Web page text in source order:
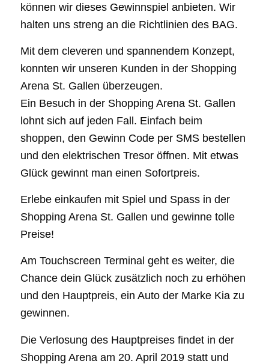
können wir dieses Gewinnspiel anbieten. Wir
halten uns streng an die Richtlinien des BAG.
Mit dem cleveren und spannendem Konzept,
konnten wir unseren Kunden in der Shopping
Arena St. Gallen überzeugen.
Ein Besuch in der Shopping Arena St. Gallen
lohnt sich auf jeden Fall. Einfach beim
shoppen, den Gewinn Code per SMS bestellen
und den elektrischen Tresor öffnen. Mit etwas
Glück gewinnt man einen Sofortpreis.
Erlebe einkaufen mit Spiel und Spass in der
Shopping Arena St. Gallen und gewinne tolle
Preise!
Am Touchscreen Terminal geht es weiter, die
Chance dein Glück zusätzlich noch zu erhöhen
und den Hauptpreis, ein Auto der Marke Kia zu
gewinnen.
Die Verlosung des Hauptpreises findet in der
Shopping Arena am 20. April 2019 statt und